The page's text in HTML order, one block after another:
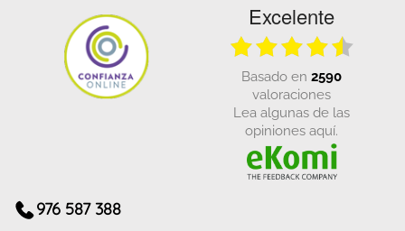
Excelente
basado en 2590
valoraciones
Lea algunas de las
opiniones aquí.
976 587 388